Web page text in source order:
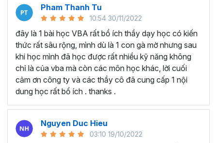
onlinecó nhiều học viên theo học nhất:
Chương trình đào tạo VBA Excel chi tiết, đầy đủ với
hơn 130 bài giảng và 14+ giờ học.
Dự án + bài tập thực hành chi tiết, đi theo từng
chương/phần, giúp người học luôn được thực hành
sau khi học.
Ebook, Add-in kèm theo để người học hiểu được
tiềm năng vô hạn của VBA.
Giảng viên hướng dẫn, giải thích từng code chi tiết -
lập trình VBA Excel.
Video chất lượng, luôn cập nhật giao diện, kiến thức
Pham Thanh Tu
10:54 30/11/2022
đây là 1 bài học VBA rất bổ ích thầy dạy học có kiến
thức rất sâu rộng, mình dù là 1 con gà mờ nhưng sau
khi học mình đã học được rất nhiều kỹ năng không
chỉ là của vba mà còn các môn học khác, lời cuối
cảm ơn công ty và các thầy cô đã cung cấp 1 nội
dung học rất bổ ích . thanks .
Nguyen Duc Hieu
03:10 19/10/2022